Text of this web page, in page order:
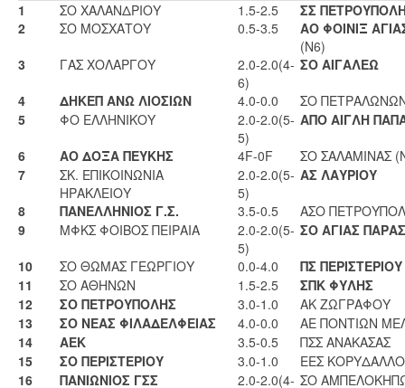
1 ΣΟ ΧΑΛΑΝΔΡΙΟΥ 1.5-2.5
ΣΣ
2
ΣΟ ΜΟΣΧΑΤΟΥ 0.5-3.5
ΑΟ ΦΟΙΝΙΞ
(Ν6)
3
ΓΑΣ ΧΟΛΑΡΓΟΥ
2.0-2.0(4-
6)
ΣΟ ΑΙΓΑΛΕΩ
4
ΔΗΚΕΠ ΑΝΩ ΛΙΟΣΙΩΝ 4.0-0.0
ΣΟ
5
ΦΟ ΕΛΛΗΝΙΚΟΥ
2.0-2.0(5-
5)
ΑΠΟ ΑΙΓΛΗ
6
ΑΟ ΔΟΞΑ ΠΕΥΚΗΣ 4F-0F
ΣΟ ΣΑΛΑΜΙΝΑΣ
7
ΣΚ. ΕΠΙΚΟΙΝΩΝΙΑ
ΗΡΑΚΛΕΙΟΥ
2.0-2.0(5-
5)
ΑΣ ΛΑΥΡΙΟΥ
8
ΠΑΝΕΛΛΗΝΙΟΣ Γ.Σ. 3.5-0.5
ΑΣΟ
9
ΜΦΚΣ ΦΟΙΒΟΣ ΠΕΙΡΑΙΑ
2.0-2.0(5-
5)
ΣΟ ΑΓΙΑΣ
10
ΣΟ ΘΩΜΑΣ ΓΕΩΡΓΙΟΥ 0.0-4.0
ΠΣ ΠΕΡΙΣΤΕΡΙΟΥ
11
ΣΟ ΑΘΗΝΩΝ 1.5-2.5
ΣΠΚ ΦΥΛΗΣ
12
ΣΟ ΠΕΤΡΟΥΠΟΛΗΣ 3.0-1.0
ΑΚ ΖΩΓΡΑΦΟΥ
13
ΣΟ ΝΕΑΣ ΦΙΛΑΔΕΛΦΕΙΑΣ 4.0-0.0
ΑΕ ΠΟΝΤΙΩΝ
14
ΑΕΚ 3.5-0.5
ΠΣΣ ΑΝΑΚΑΣΑΣ
15
ΣΟ ΠΕΡΙΣΤΕΡΙΟΥ 3.0-1.0
ΕΕΣ
16
ΠΑΝΙΩΝΙΟΣ ΓΣΣ
2.0-2.0(4- ΣΟ